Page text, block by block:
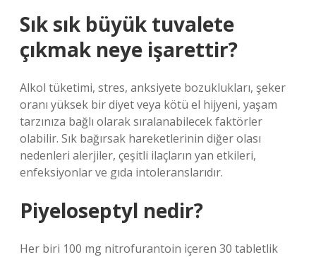
Sık sık büyük tuvalete
çıkmak neye işarettir?
Alkol tüketimi, stres, anksiyete bozuklukları, şeker
oranı yüksek bir diyet veya kötü el hijyeni, yaşam
tarzınıza bağlı olarak sıralanabilecek faktörler
olabilir. Sık bağırsak hareketlerinin diğer olası
nedenleri alerjiler, çeşitli ilaçların yan etkileri,
enfeksiyonlar ve gıda intoleranslarıdır.
Piyeloseptyl nedir?
Her biri 100 mg nitrofurantoin içeren 30 tabletlik